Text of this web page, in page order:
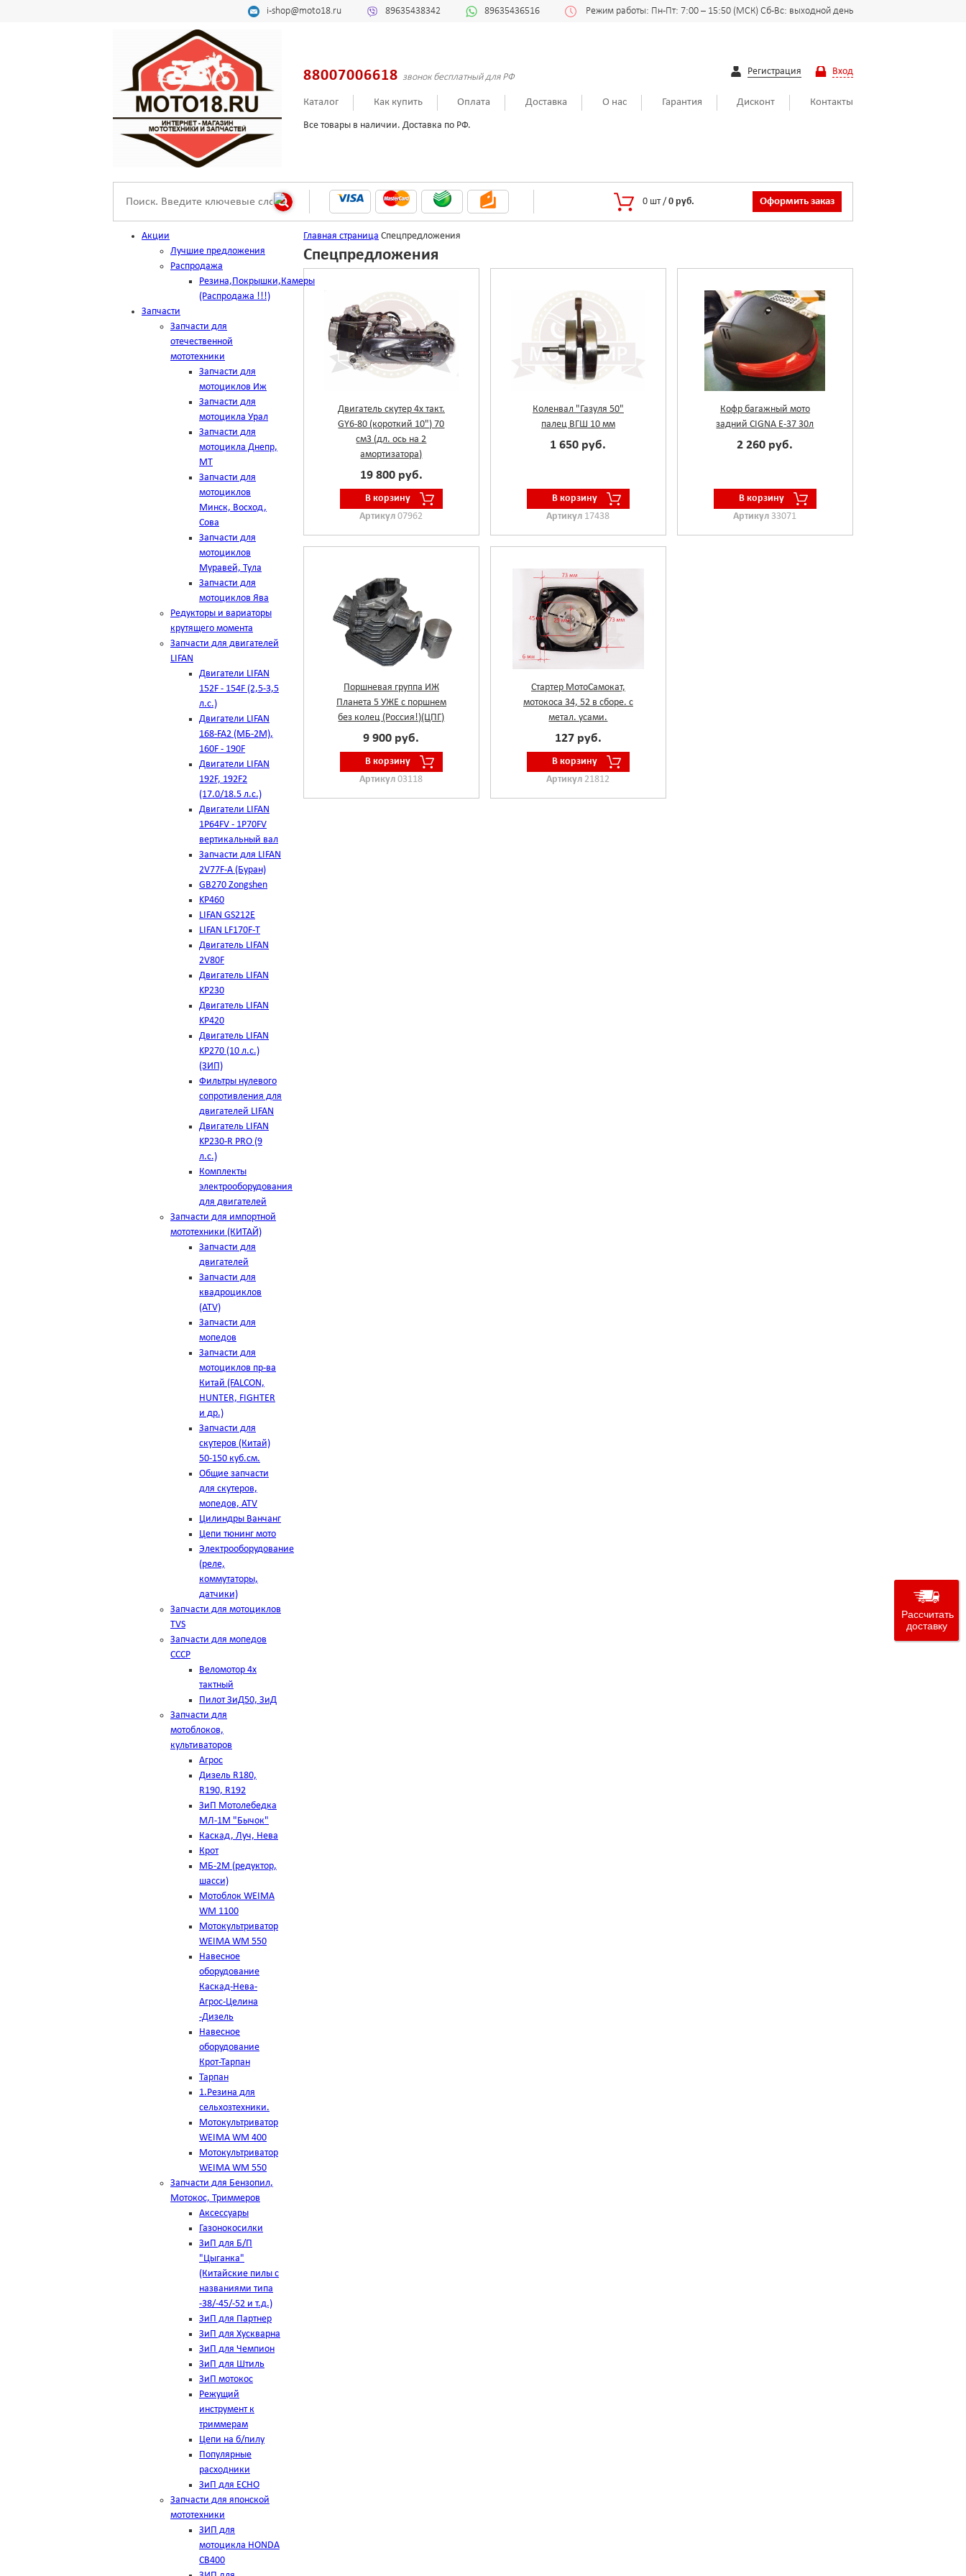
i-shop@moto18.ru 89635438342 89635436516 Режим работы: Пн-Пт: 7:00 – 15:50 (МСК) Сб-Вс: выходной день
88007006618 звонок бесплатный для РФ
Регистрация Вход
Каталог Как купить Оплата Доставка О нас Гарантия Дисконт Контакты
Все товары в наличии. Доставка по РФ.
0 шт / 0 руб. Оформить заказ
Акции
Лучшие предложения
Распродажа
Резина,Покрышки,Камеры
(Распродажа !!!)
Запчасти
Запчасти для
отечественной
мототехники
Запчасти для
мотоциклов Иж
Запчасти для
мотоцикла Урал
Запчасти для
мотоцикла Днепр,
МТ
Запчасти для
мотоциклов
Минск, Восход,
Сова
Запчасти для
мотоциклов
Муравей, Тула
Запчасти для
мотоциклов Ява
Редукторы и вариаторы
крутящего момента
Запчасти для двигателей
LIFAN
Двигатели LIFAN
152F - 154F (2,5-3,5
л.с.)
Двигатели LIFAN
168-FA2 (МБ-2М),
160F - 190F
Двигатели LIFAN
192F, 192F2
(17.0/18.5 л.с.)
Двигатели LIFAN
1Р64FV - 1Р70FV
вертикальный вал
Запчасти для LIFAN
2V77F-A (Буран)
GB270 Zongshen
KP460
LIFAN GS212E
LIFAN LF170F-T
Двигатель LIFAN
2V80F
Двигатель LIFAN
KP230
Двигатель LIFAN
KP420
Двигатель LIFAN
KP270 (10 л.с.)
(ЗИП)
Фильтры нулевого
сопротивления для
двигателей LIFAN
Двигатель LIFAN
KP230-R PRO (9
л.с.)
Комплекты
электрооборудования
для двигателей
Запчасти для импортной
мототехники (КИТАЙ)
Запчасти для
двигателей
Запчасти для
квадроциклов
(ATV)
Запчасти для
мопедов
Запчасти для
мотоциклов пр-ва
Китай (FALCON,
HUNTER, FIGHTER
и др.)
Запчасти для
скутеров (Китай)
50-150 куб.см.
Общие запчасти
для скутеров,
мопедов, ATV
Цилиндры Ванчанг
Цепи тюнинг мото
Электрооборудование
(реле,
коммутаторы,
датчики)
Запчасти для мотоциклов
TVS
Запчасти для мопедов
СССР
Веломотор 4х
тактный
Пилот ЗиД50, ЗиД
Запчасти для
мотоблоков,
культиваторов
Агрос
Дизель R180,
R190, R192
ЗиП Мотолебедка
МЛ-1М "Бычок"
Каскад, Луч, Нева
Крот
МБ-2М (редуктор,
шасси)
Мотоблок WEIMA
WM 1100
Мотокультриватор
WEIMA WM 550
Навесное
оборудование
Каскад-Нева-
Агрос-Целина
-Дизель
Навесное
оборудование
Крот-Тарпан
Тарпан
1.Резина для
сельхозтехники.
Мотокультриватор
WEIMA WM 400
Мотокультриватор
WEIMA WM 550
Запчасти для Бензопил,
Мотокос, Триммеров
Аксессуары
Газонокосилки
ЗиП для Б/П
"Цыганка"
(Китайские пилы с
названиями типа
-38/-45/-52 и т.д.)
ЗиП для Партнер
ЗиП для Хускварна
ЗиП для Чемпион
ЗиП для Штиль
ЗиП мотокос
Режущий
инструмент к
триммерам
Цепи на б/пилу
Популярные
расходники
ЗиП для ЕСНО
Запчасти для японской
мототехники
ЗИП для
мотоцикла HONDA
CB400
Главная страница Спецпредложения
Спецпредложения
Двигатель скутер 4х такт.
GY6-80 (короткий 10") 70
см3 (дл. ось на 2
амортизатора)
19 800 руб.
В корзину
Артикул 07962
Коленвал "Газуля 50"
палец ВГШ 10 мм
1 650 руб.
В корзину
Артикул 17438
Кофр багажный мото
задний CIGNA E-37 30л
2 260 руб.
В корзину
Артикул 33071
Поршневая группа ИЖ
Планета 5 УЖЕ с поршнем
без колец (Россия!)(ЦПГ)
9 900 руб.
В корзину
Артикул 03118
Стартер МотоСамокат,
мотокоса 34, 52 в сборе. с
метал. усами.
127 руб.
В корзину
Артикул 21812
Рассчитать
доставку